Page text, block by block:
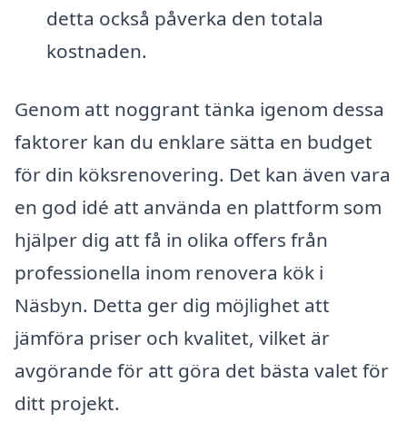
detta också påverka den totala
kostnaden.
Genom att noggrant tänka igenom dessa
faktorer kan du enklare sätta en budget
för din köksrenovering. Det kan även vara
en god idé att använda en plattform som
hjälper dig att få in olika offers från
professionella inom renovera kök i
Näsbyn. Detta ger dig möjlighet att
jämföra priser och kvalitet, vilket är
avgörande för att göra det bästa valet för
ditt projekt.